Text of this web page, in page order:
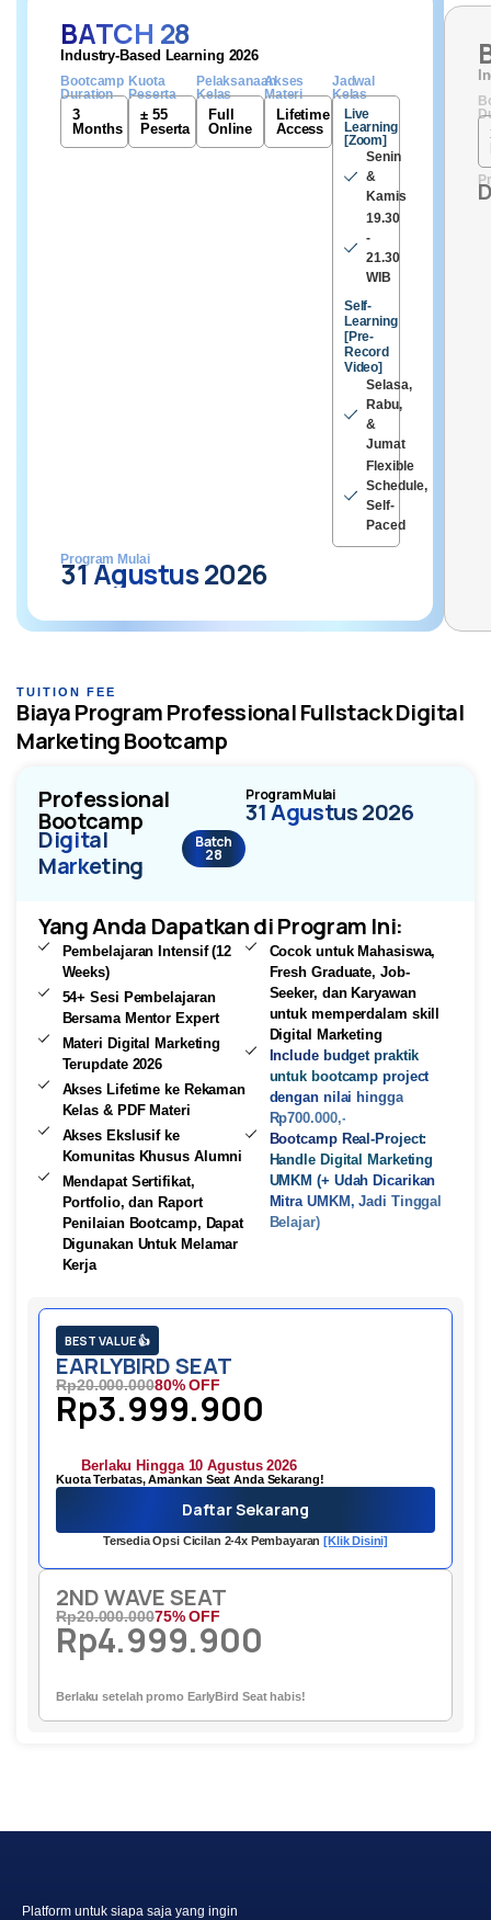
BATCH 28
Industry-Based Learning 2026
Bootcamp
Duration
3
Months
Kuota
Peserta
± 55
Peserta
Pelaksanaan
Kelas
Full
Online
Akses
Materi
Lifetime
Access
Jadwal
Kelas
Live
Learning
[Zoom]
Senin
&
Kamis
19.30
-
21.30
WIB
Self-
Learning
[Pre-
Record
Video]
Selasa,
Rabu,
&
Jumat
Flexible
Schedule,
Self-
Paced
Program Mulai
31 Agustus 2026
TUITION FEE
Biaya Program Professional Fullstack Digital
Marketing Bootcamp
Professional
Bootcamp
Digital
Marketing
Batch
28
Program Mulai
31 Agustus 2026
Yang Anda Dapatkan di Program Ini:
Pembelajaran Intensif (12
Weeks)
54+ Sesi Pembelajaran
Bersama Mentor Expert
Materi Digital Marketing
Terupdate 2026
Akses Lifetime ke Rekaman
Kelas & PDF Materi
Akses Ekslusif ke
Komunitas Khusus Alumni
Mendapat Sertifikat,
Portfolio, dan Raport
Penilaian Bootcamp, Dapat
Digunakan Untuk Melamar
Kerja
Cocok untuk Mahasiswa,
Fresh Graduate, Job-
Seeker, dan Karyawan
untuk memperdalam skill
Digital Marketing
Include budget praktik
untuk bootcamp project
dengan nilai hingga
Rp700.000,-
Bootcamp Real-Project:
Handle Digital Marketing
UMKM (+ Udah Dicarikan
Mitra UMKM, Jadi Tinggal
Belajar)
BEST VALUE 👍
EARLYBIRD SEAT
Rp20.000.00080% OFF
Rp3.999.900
Berlaku Hingga 10 Agustus 2026
Kuota Terbatas, Amankan Seat Anda Sekarang!
Daftar Sekarang
Tersedia Opsi Cicilan 2-4x Pembayaran [Klik Disini]
2ND WAVE SEAT
Rp20.000.00075% OFF
Rp4.999.900
Berlaku setelah promo EarlyBird Seathabis!
Platform untuk siapa saja yang ingin